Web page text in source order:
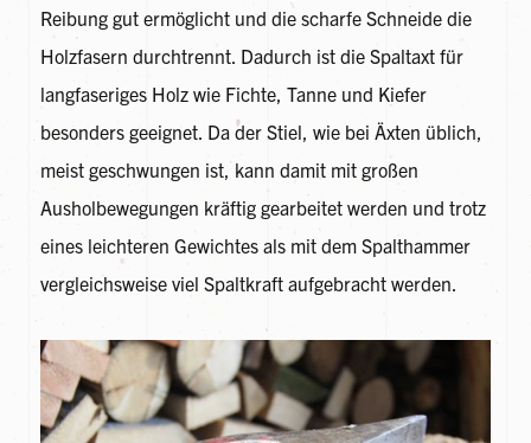
Reibung gut ermöglicht und die scharfe Schneide die
Holzfasern durchtrennt. Dadurch ist die Spaltaxt für
langfaseriges Holz wie Fichte, Tanne und Kiefer
besonders geeignet. Da der Stiel, wie bei Äxten üblich,
meist geschwungen ist, kann damit mit großen
Ausholbewegungen kräftig gearbeitet werden und trotz
eines leichteren Gewichtes als mit dem Spalthammer
vergleichsweise viel Spaltkraft aufgebracht werden.